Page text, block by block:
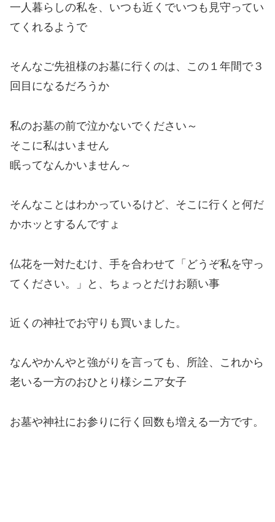
一人暮らしの私を、いつも近くでいつも見守ってい
てくれるようで
そんなご先祖様のお墓に行くのは、この１年間で３
回目になるだろうか
私のお墓の前で泣かないでください～
そこに私はいません
眠ってなんかいません～
そんなことはわかっているけど、そこに行くと何だ
かホッとするんですょ
仏花を一対たむけ、手を合わせて「どうぞ私を守っ
てください。」と、ちょっとだけお願い事
近くの神社でお守りも買いました。
なんやかんやと強がりを言っても、所詮、これから
老いる一方のおひとり様シニア女子
お墓や神社にお参りに行く回数も増える一方です。